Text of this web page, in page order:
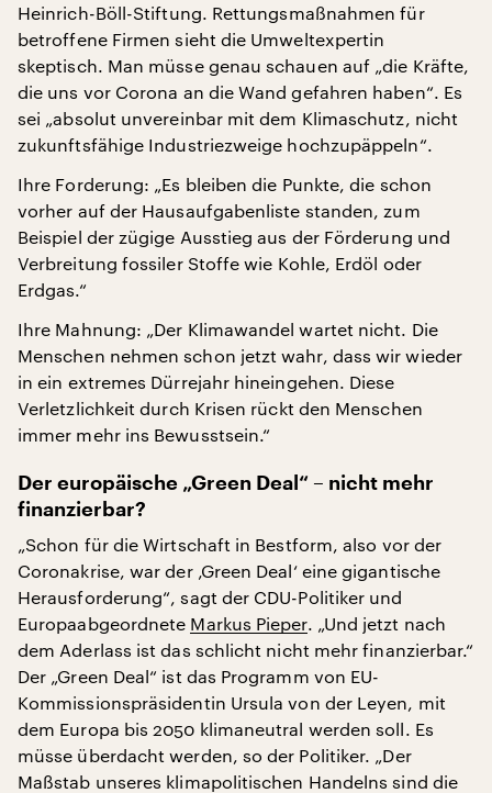
Heinrich-Böll-Stiftung. Rettungsmaßnahmen für
betroffene Firmen sieht die Umweltexpertin
skeptisch. Man müsse genau schauen auf „die Kräfte,
die uns vor Corona an die Wand gefahren haben“. Es
sei „absolut unvereinbar mit dem Klimaschutz, nicht
zukunftsfähige Industriezweige hochzupäppeln“.
Ihre Forderung: „Es bleiben die Punkte, die schon
vorher auf der Hausaufgabenliste standen, zum
Beispiel der zügige Ausstieg aus der Förderung und
Verbreitung fossiler Stoffe wie Kohle, Erdöl oder
Erdgas.“
Ihre Mahnung: „Der Klimawandel wartet nicht. Die
Menschen nehmen schon jetzt wahr, dass wir wieder
in ein extremes Dürrejahr hineingehen. Diese
Verletzlichkeit durch Krisen rückt den Menschen
immer mehr ins Bewusstsein.“
Der europäische „Green Deal“ – nicht mehr
finanzierbar?
„Schon für die Wirtschaft in Bestform, also vor der
Coronakrise, war der ‚Green Deal‘ eine gigantische
Herausforderung“, sagt der CDU-Politiker und
Europaabgeordnete Markus Pieper. „Und jetzt nach
dem Aderlass ist das schlicht nicht mehr finanzierbar.“
Der „Green Deal“ ist das Programm von EU-
Kommissionspräsidentin Ursula von der Leyen, mit
dem Europa bis 2050 klimaneutral werden soll. Es
müsse überdacht werden, so der Politiker. „Der
Maßstab unseres klimapolitischen Handelns sind die